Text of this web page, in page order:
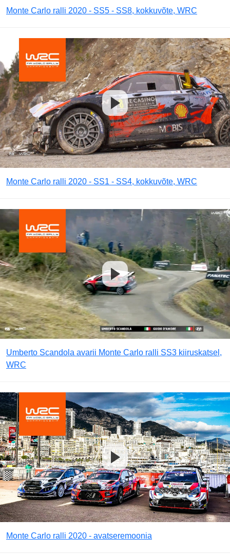
Monte Carlo ralli 2020 - SS5 - SS8, kokkuvõte, WRC
Monte Carlo ralli 2020 - SS1 - SS4, kokkuvõte, WRC
Umberto Scandola avarii Monte Carlo ralli SS3 kiiruskatsel,
WRC
Monte Carlo ralli 2020 - avatseremoonia